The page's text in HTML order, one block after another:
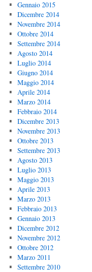
Gennaio 2015
Dicembre 2014
Novembre 2014
Ottobre 2014
Settembre 2014
Agosto 2014
Luglio 2014
Giugno 2014
Maggio 2014
Aprile 2014
Marzo 2014
Febbraio 2014
Dicembre 2013
Novembre 2013
Ottobre 2013
Settembre 2013
Agosto 2013
Luglio 2013
Maggio 2013
Aprile 2013
Marzo 2013
Febbraio 2013
Gennaio 2013
Dicembre 2012
Novembre 2012
Ottobre 2012
Marzo 2011
Settembre 2010